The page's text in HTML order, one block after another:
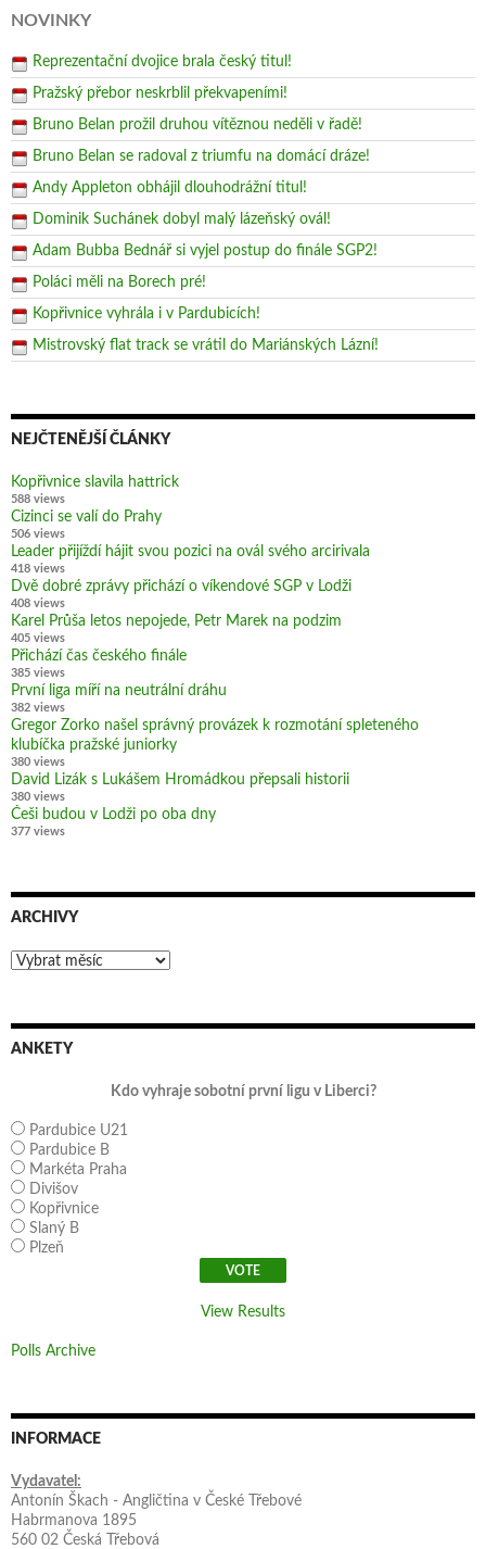
NOVINKY
Reprezentační dvojice brala český titul!
Pražský přebor neskrblil překvapeními!
Bruno Belan prožil druhou vítěznou neděli v řadě!
Bruno Belan se radoval z triumfu na domácí dráze!
Andy Appleton obhájil dlouhodrážní titul!
Dominik Suchánek dobyl malý lázeňský ovál!
Adam Bubba Bednář si vyjel postup do finále SGP2!
Poláci měli na Borech pré!
Kopřivnice vyhrála i v Pardubicích!
Mistrovský flat track se vrátil do Mariánských Lázní!
NEJČTENĚJŠÍ ČLÁNKY
Kopřivnice slavila hattrick
588 views
Cizinci se valí do Prahy
506 views
Leader přijíždí hájit svou pozici na ovál svého arcirivala
418 views
Dvě dobré zprávy přichází o víkendové SGP v Lodži
408 views
Karel Průša letos nepojede, Petr Marek na podzim
405 views
Přichází čas českého finále
385 views
První liga míří na neutrální dráhu
382 views
Gregor Zorko našel správný provázek k rozmotání spleteného
klubíčka pražské juniorky
380 views
David Lizák s Lukášem Hromádkou přepsali historii
380 views
Češi budou v Lodži po oba dny
377 views
ARCHIVY
Archivy
ANKETY
Kdo vyhraje sobotní první ligu v Liberci?
Pardubice U21
Pardubice B
Markéta Praha
Divišov
Kopřivnice
Slaný B
Plzeň
View Results
Polls Archive
INFORMACE
Vydavatel:
Antonín Škach - Angličtina v České Třebové
Habrmanova 1895
560 02 Česká Třebová